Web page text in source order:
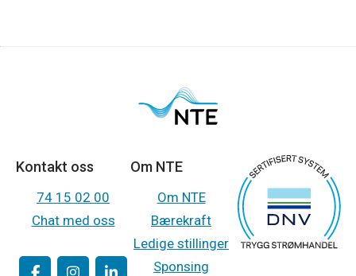
Kontakt oss
74 15 02 00
Chat med oss
Om NTE
Om NTE
Bærekraft
Ledige stillinger
Sponsing